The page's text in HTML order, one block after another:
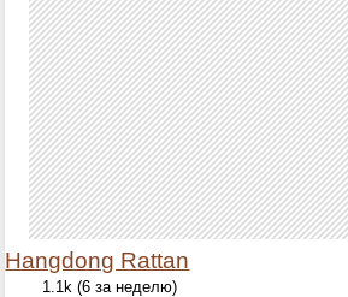
Hangdong Rattan
1.1k (6 за неделю)